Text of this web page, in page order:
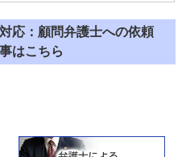
応：顧問弁護士への依頼
はこちら